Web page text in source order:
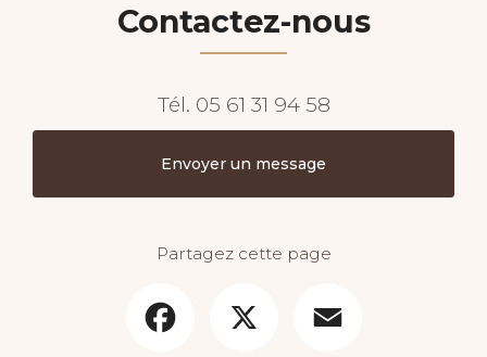
Contactez-nous
Tél. 05 61 31 94 58
Envoyer un message
Partagez cette page